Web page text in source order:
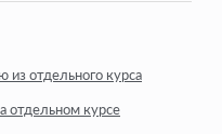
команды и настройка
из отдельного курса
отдельном курсе